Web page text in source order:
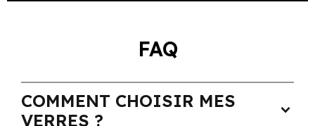
FAQ
COMMENT CHOISIR MES
VERRES ?
expand_more